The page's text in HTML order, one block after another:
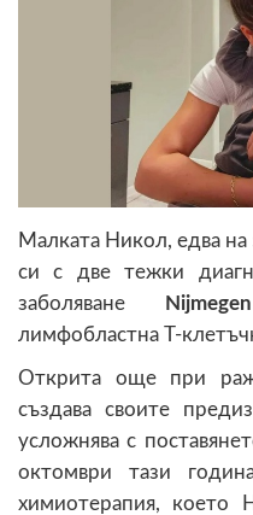
Малката Никол, едва
си с две тежки
заболяване
лимфобластна Т-
Открита още при
създава своите
усложнява с
октомври тази
химиотерапия, което